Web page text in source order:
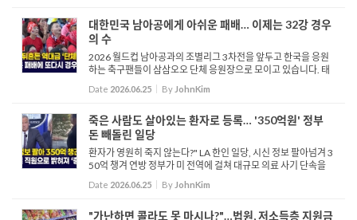
대한민국 남아공에게 아쉬운 패배… 이제는 32강 경우
의 수
2026 월드컵 남아공과의 조별리그 3차전을 앞두고 한국을 응원
하는 축구팬들이 삼삼오오 단체 응원장으로 모이고 있습니다. 태
극기를 들고 현장을 찾은 외국인 태극기 모양의 스티커를 얼굴에
붙이는 귀여운 꼬마 응원단 태극기를 몸에 두른 한인 남성 붉은색
Date 2026.06.25 By JohnKim
죽은 사람도 살아있는 환자로 등록… '350억원' 정부
돈 빼돌린 일당
환자가 영원히 죽지 않는다?" LA 한인 일당, 시신 정보 팔아넘겨 3
50억 챙겨 연방 정부가 미 전역에 걸쳐 대규모 의료 사기 단속을
벌여 피의자 수백 명을 적발한 가운데, LA 지역에서는 한인을 포함
한 호스피스 사기 연루자 3명이 기소됐습니다. 2,700만 달러...
Date 2026.06.25 By JohnKim
"가난하면 콜라도 못 마시나?"…법원, 저소득층 지원금